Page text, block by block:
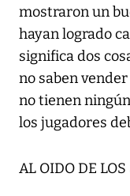
mostraron un
hayan logrado
significa dos
no saben
no tienen
los jugadores
AL OIDO DE